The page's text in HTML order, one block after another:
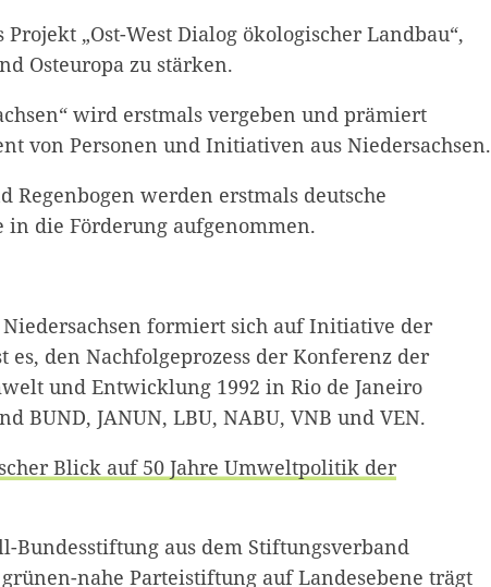
„Ost-West Dialog ökologischer Landbau“,
Osteuropa zu stärken.
wird erstmals vergeben und prämiert
von Personen und Initiativen aus Niedersachsen.
Regenbogen werden erstmals deutsche
die Förderung aufgenommen.
formiert sich auf Initiative der
den Nachfolgeprozess der Konferenz der
und Entwicklung 1992 in Rio de Janeiro
BUND, JANUN, LBU, NABU, VNB und VEN.
Blick auf 50 Jahre Umweltpolitik der
Bundesstiftung aus dem Stiftungsverband
nahe Parteistiftung auf Landesebene trägt